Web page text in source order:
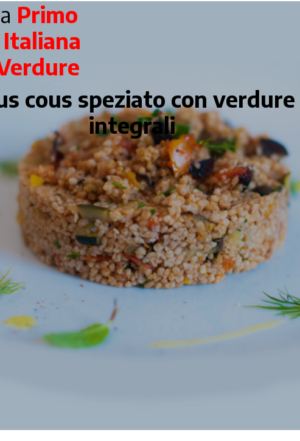
Primo
Italiana
cous speziato con verdure
integrali